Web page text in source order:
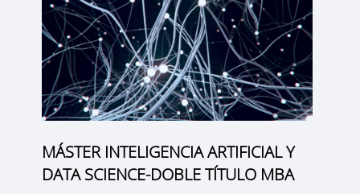
MÁSTER INTELIGENCIA ARTIFICIAL Y
DATA SCIENCE-DOBLE TÍTULO MBA